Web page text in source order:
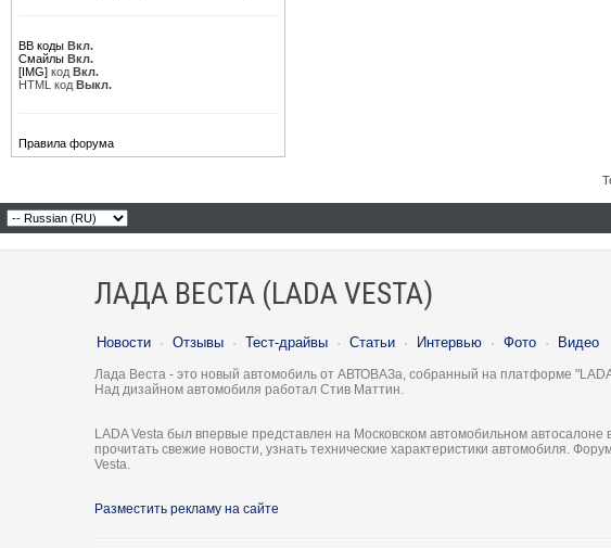
BB коды Вкл.
Смайлы Вкл.
[IMG] код Вкл.
HTML код Выкл.
Правила форума
ЛАДА ВЕСТА (LADA VESTA)
Новости · Отзывы · Тест-драйвы · Статьи · Интервью · Фото · Видео
Лада Веста - это новый автомобиль от АВТОВАЗа, собранный на платформе
Над дизайном автомобиля работал Стив Маттин.
LADA Vesta был впервые представлен на Московском автомобильном
прочитать свежие новости, узнать технические характеристики автомобиля.
Vesta.
Разместить рекламу на сайте